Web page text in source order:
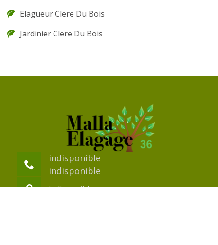
Elagueur Clere Du Bois
Jardinier Clere Du Bois
indisponible
indisponible
indisponible